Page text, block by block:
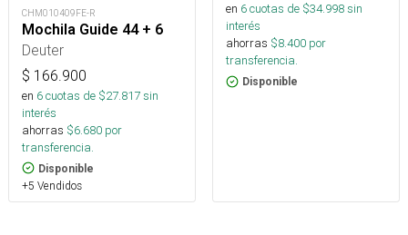
CHM010409FE-R
Mochila Guide 44 + 6
Deuter
$ 166.900
en 6cuotas de $27.817sin
interés
ahorras $6.680 por
transferencia.
Disponible
+5 Vendidos
en 6cuotas de $34.998sin
interés
ahorras $8.400 por
transferencia.
Disponible